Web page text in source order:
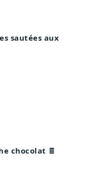
sautées aux
chocolat 🍫